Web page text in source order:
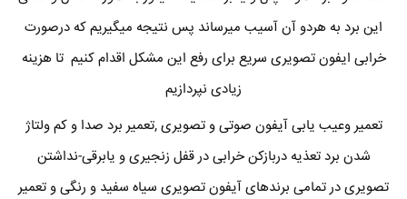
این برد به هردو آن آسیب میرساند پس نتیجه میگیریم که درصورت
خرابی ایفون تصویری سریع برای رفع این مشکل اقدام کنیم تا هزینه
زیادی نپردازیم
تعمیر وعیب یابی آیفون صوتی و تصویری ,تعمیر برد صدا و کم ولتاژ
شدن برد تعذیه دربازکن خرابی در قفل زنجیری و یابرقی-نداشتن
تصویری در تمامی برندهای آیفون تصویری سیاه سفید و رنگی و تعمیر